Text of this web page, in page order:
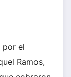
por el
Ramos,